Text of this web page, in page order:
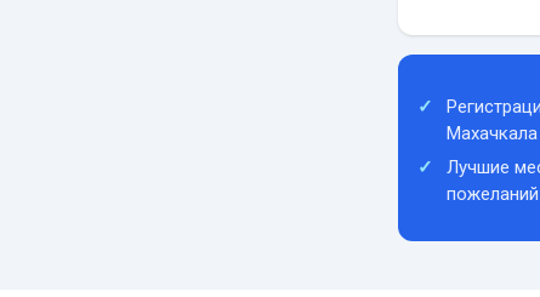
Лучшие
пожеланий